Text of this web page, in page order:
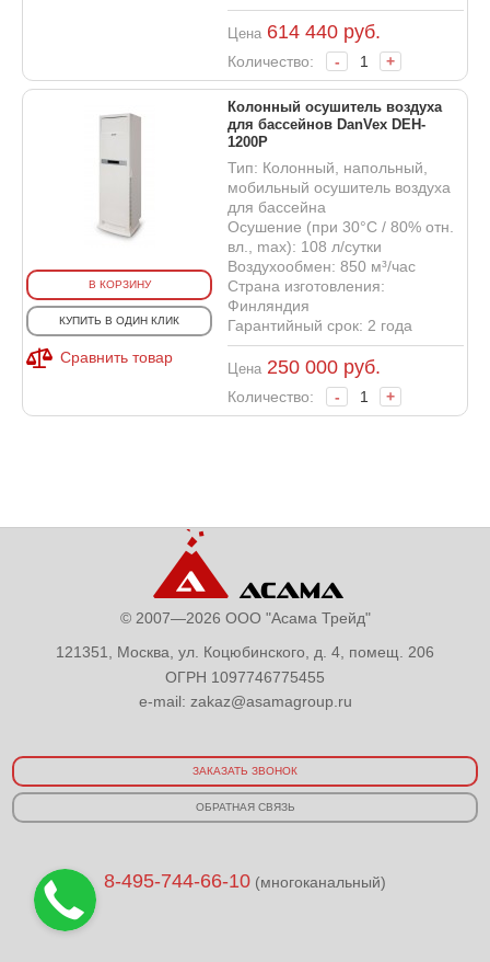
Цена 614 440 руб.
Количество: - +
В КОРЗИНУ
КУПИТЬ В ОДИН КЛИК
Сравнить товар
Колонный осушитель воздуха
для бассейнов DanVex DEH-
1200P
Тип: Колонный, напольный,
мобильный осушитель воздуха
для бассейна
Осушение (при 30°С / 80% отн.
вл., max): 108 л/сутки
Воздухообмен: 850 м³/час
Страна изготовления:
Финляндия
Гарантийный срок: 2 года
Цена 250 000 руб.
Количество: - +
© 2007—2026 ООО "Асама Трейд"
121351, Москва, ул. Коцюбинского, д. 4, помещ. 206
ОГРН 1097746775455
e-mail: zakaz@asamagroup.ru
ЗАКАЗАТЬ ЗВОНОК
ОБРАТНАЯ СВЯЗЬ
8-495-744-66-10 (многоканальный)